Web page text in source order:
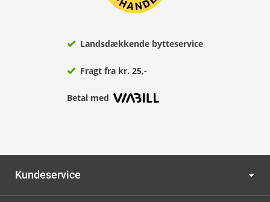
Landsdækkende bytteservice
Fragt fra kr. 25,-
Betal med
Kundeservice